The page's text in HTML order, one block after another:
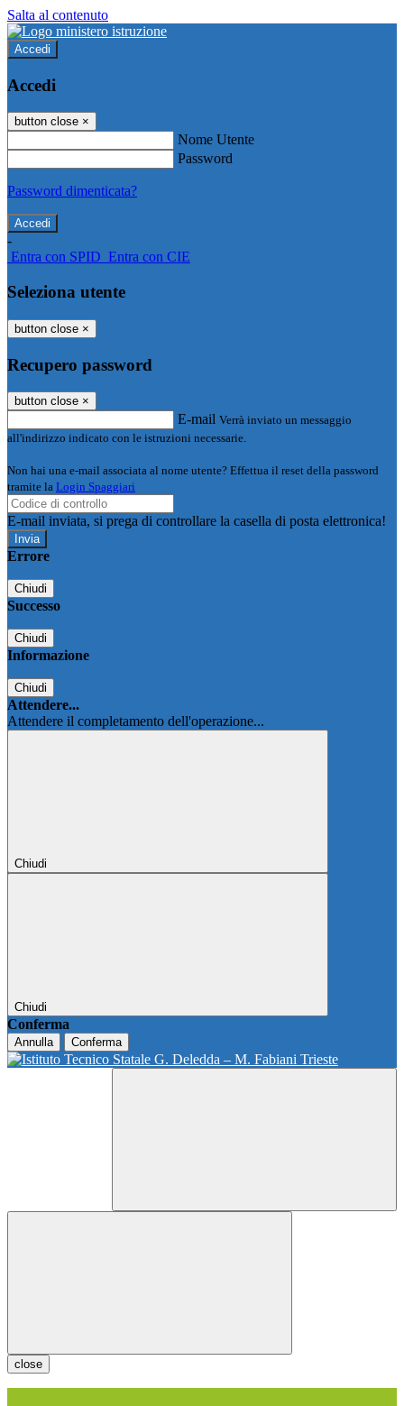
Salta al contenuto
Accedi
Accedi
button close ×
Nome Utente
Password
Password dimenticata?
-
Entra con SPID Entra con CIE
Seleziona utente
button close ×
Recupero password
button close ×
E-mail Verrà inviato un messaggio
all'indirizzo indicato con le istruzioni necessarie.
Non hai una e-mail associata al nome utente? Effettua il reset della password
tramite la Login Spaggiari
E-mail inviata, si prega di controllare la casella di posta elettronica!
Errore
Chiudi
Successo
Chiudi
Informazione
Chiudi
Attendere...
Attendere il completamento dell'operazione...
Chiudi
Chiudi
Conferma
Annulla Conferma
close